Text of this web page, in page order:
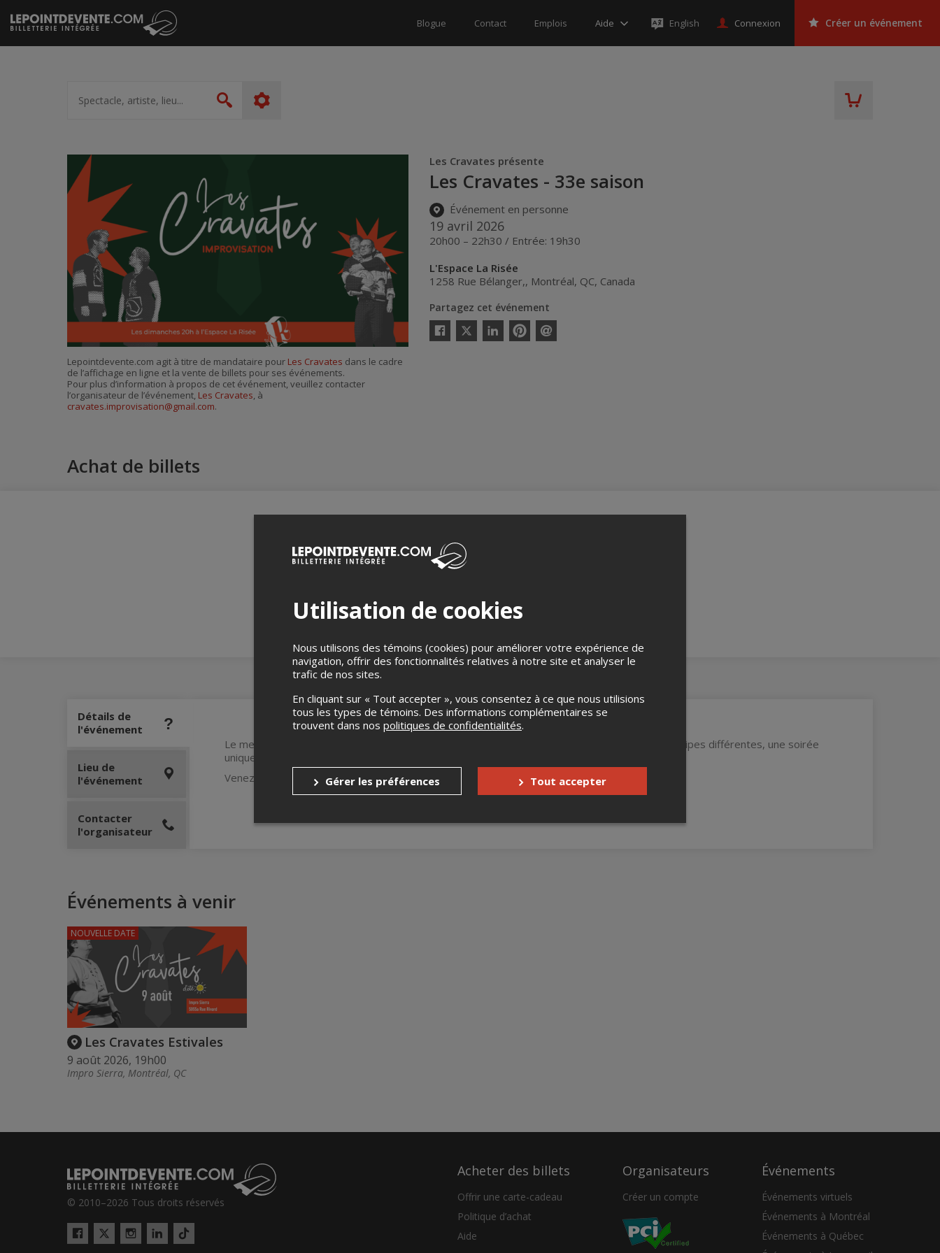
Passer
au
contenu
Blogue Contact Emplois Aide English Connexion Créer un événement
artiste,
lieu...
Rechercher
Les Cravates présente
Les Cravates - 33e saison
Événement en personne
19 avril 2026
20h00 – 22h30 / Entrée: 19h30
L'Espace La Risée
1258 Rue Bélanger,, Montréal, QC, Canada
Partagez cet événement
Facebook
Twitter
LinkedinPinterestEnvoyer
Lepointdevente.com agit à titre de mandataire pour Les Cravates dans le cadre
de l’affichage en ligne et la vente de billets pour ses événements.
Pour plus d’information à propos de cet événement, veuillez contacter
l’organisateur de l’événement, Les Cravates, à
cravates.improvisation@gmail.com.
Achat de billets
Merci de confirmer que vous n'êtes pas un robot ci-bas.
Détails de
l'événement
Le meilleur de l’improvisation montréalaise depuis plus de30 ans ! Tous les dimanches,deux équipes différentes, une soirée
unique à chaque fois.
Venez assister à ce match d'impro afin de bien terminer la semaine !!
Lieu de
l'événement
Contacter
l'organisateur
Événements à venir
Les Cravates Estivales
9 août 2026, 19h00
Impro Sierra, Montréal, QC
NOUVELLE DATE
© 2010–2026 Tous droits réservés
Facebook
Twitter
InstagramLinkedIn
Tiktok
Acheter des billets
Offrir une carte-cadeau
Politique d’achat
Aide
Organisateurs
Créer un compte
Événements
Événements virtuels
Événements à Montréal
Événements à Québec
Utilisation de cookies
Nous utilisons des témoins (cookies) pour améliorer votre expérience de
navigation, offrir des fonctionnalités relatives à notre site et analyser le
trafic de nos sites.
En cliquant sur « Tout accepter », vous consentez à ce que nous utilisions
tous les types de témoins. Des informations complémentaires se
trouvent dans nos politiques de confidentialités.
Gérer les préférences Tout accepter